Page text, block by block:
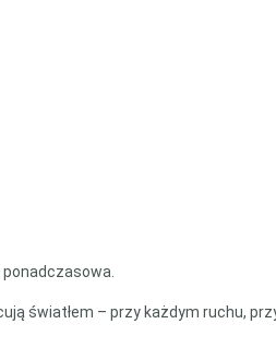
światłem – przy każdym ruchu,